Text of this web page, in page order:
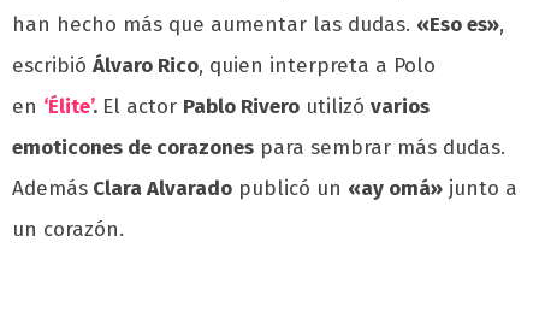
han hecho más que aumentar las dudas. «Eso es»,
escribió Álvaro Rico, quien interpreta a Polo
en ‘Élite’. El actor Pablo Rivero utilizó varios
emoticones de corazones para sembrar más dudas.
Además Clara Alvarado publicó un «ay omá» junto a
un corazón.